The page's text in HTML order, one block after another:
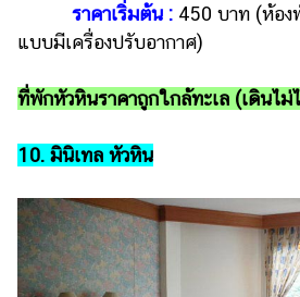
ราคาเริ่มต้น : 450 บาท (ห้อ
แบบมีเครื่องปรับอากาศ)
ที่พักหัวหินราคาถูกใกล้ทะเล (เดินไม่
10. มินิเทล หัวหิน